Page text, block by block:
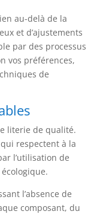
au-delà de la
et d’ajustements
par des processus
vos préférences,
de
literie de qualité.
respectent à la
l’utilisation de
l’absence de
composant, du